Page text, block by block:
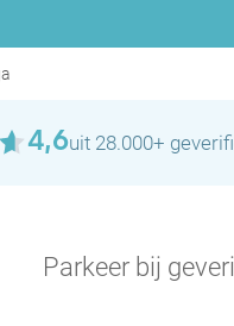
4,6uit 28.000+
Parkeer bij